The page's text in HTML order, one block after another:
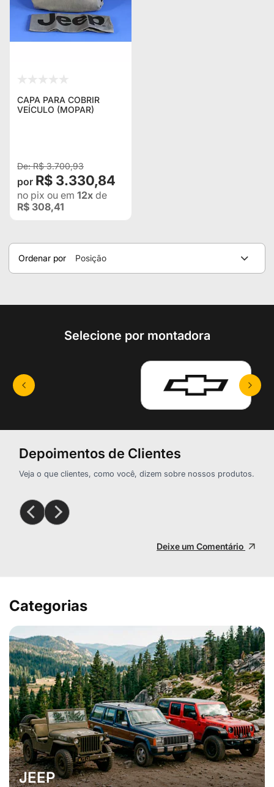
CAPA PARA COBRIR
VEÍCULO (MOPAR)
R$ 3.700,93
R$ 3.330,84
no pix ou em 12x de
R$ 308,41
Ordenar por Posição
Selecione por montadora
Depoimentos de Clientes
Veja o que clientes, como você, dizem sobre nossos produtos.
Deixe um Comentário
Categorias
JEEP